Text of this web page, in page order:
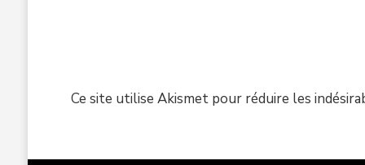
Ce site utilise Akismet pour réduire les